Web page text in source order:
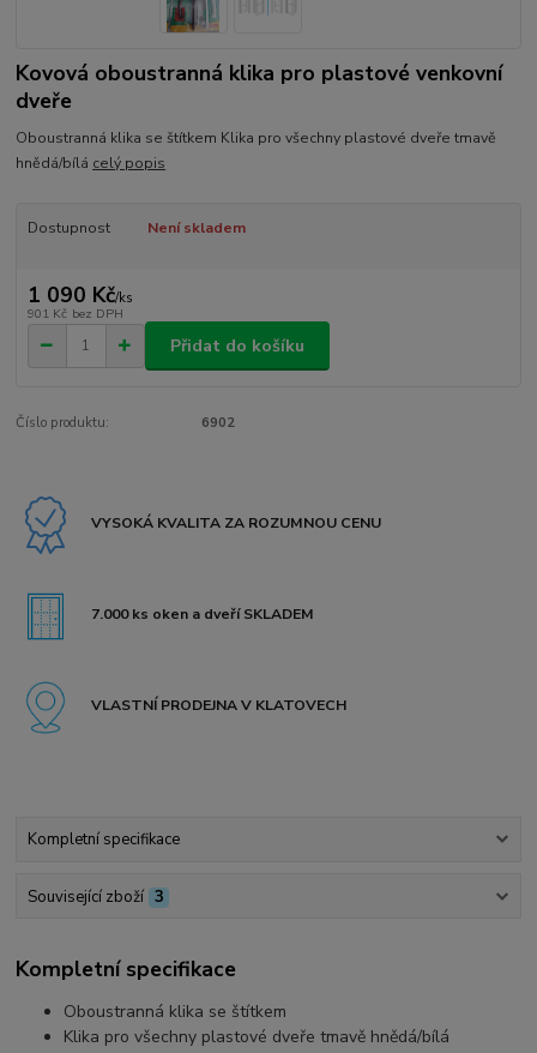
Kovová oboustranná klika pro plastové venkovní
dveře
Oboustranná klika se štítkem Klika pro všechny plastové dveře tmavě
hnědá/bílá celý popis
Dostupnost Není skladem
1 090 Kč/ks
901 Kč bez DPH
Přidat do košíku
Číslo produktu: 6902
VYSOKÁ KVALITA ZA ROZUMNOU CENU
7.000 ks oken a dveří SKLADEM
VLASTNÍ PRODEJNA V KLATOVECH
Kompletní specifikace
Související zboží 3
Kompletní specifikace
Oboustranná klika se štítkem
Klika pro všechny plastové dveře tmavě hnědá/bílá